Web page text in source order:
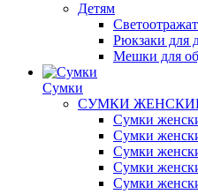
Детям
Рюкзаки для
Мешки для
Сумки
СУМКИ
Сумки
Сумки
Сумки
Сумки
Сумки